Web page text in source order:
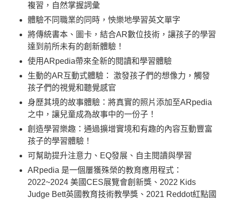
複習，自然掌握詞彙
體驗不同職業的同時，怏樂地學習英文單字
將傳統書本、圖卡，結合AR數位技術，讓孩子的學習
達到前所未有的創新體驗！
使用ARpedia帶來全新的閱讀和學習體驗
生動的AR互動式體驗： 激發孩子們的想像力，觸發
孩子們的視覺和聽覺感官
身歷其境的故事體驗：將真實的照片添加至ARpedia
之中，讓兒童成為故事中的一份子！
創造學習樂趣：通過擴增實境和有趣的內容互動豐富
孩子的學習體驗！
可幫助提升注意力、EQ發展、自主閱讀與學習
ARpedia 是一個屢獲殊榮的教育應用程式：
2022~2024 美國CES展覽會創新獎、2022 Kids
Judge Bett英國教育技術教學獎、2021 Reddot紅點國